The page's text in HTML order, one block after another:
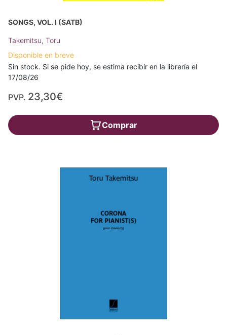
SONGS, VOL. I (SATB)
Takemitsu, Toru
Disponible en breve
Sin stock. Si se pide hoy, se estima recibir en la librería el
17/08/26
PVP. 23,30€
Comprar